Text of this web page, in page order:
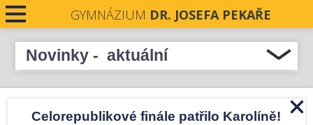
GYMNÁZIUM DR. JOSEFA PEKAŘE
PRO UČITELE
PRO VEŘEJNOST
PRO STUDENTY
Novinky - aktuální
Středočeského kraje 2026
Celorepublikové finále patřilo Karolíně!